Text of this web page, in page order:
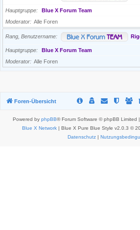
Hauptgruppe
Blue X Forum Team
Moderator
Alle Foren
Rang, Benutzername
Hauptgruppe
Blue X Forum Team
Moderator
Alle Foren
Foren-Übersicht
Powered by phpBB® Forum Software © phpBB Limited
Blue X Network| Blue X Pure Blue Style v2.0.3 ©
Datenschutz|